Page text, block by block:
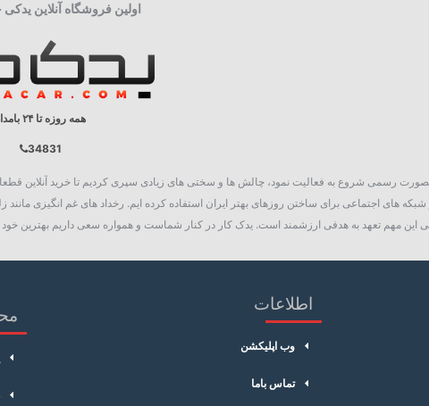
اولین فروشگاه آنلاین یدکی
همه روزه تا ۲۴ بامداد
34831
آنلاین یدک کار در سال 1393 بصورت رسمی شروع به فعالیت نمود، چالش ها و سختی های زیادی سپری
های اجتماعی برای ساختن روزهای بهتر ایران استفاده کرده ایم. رخداد های غم انگیزی
این مهم تعهد به هدفی ارزشمند است. یدک کار در کنار شماست و همواره سعی داریم بهترین خود
اطلاعات
وب اپلیکشن
تماس باما